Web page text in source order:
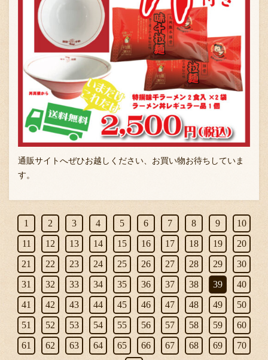
通販サイトへぜひお越しください、お買い物お待ちしていま
す。
1 2 3 4 5 6 7 8 9
10
11
12 13 14 15 16 17 18 19
20
21
22 23 24 25 26 27 28 29
30
31
32 33 34 35 36 37 38 39
40
41
42 43 44 45 46 47 48 49
50
51
52 53 54 55 56 57 58 59
60
61
62 63 64 65 66 67 68 69
70